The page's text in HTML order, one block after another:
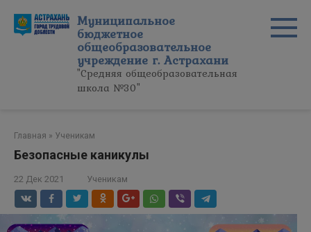
контенту
Муниципальное
бюджетное
общеобразовательное
учреждение г. Астрахани
"Средняя общеобразовательная
школа №30"
Главная » Ученикам
Безопасные каникулы
22 Дек 2021 Ученикам